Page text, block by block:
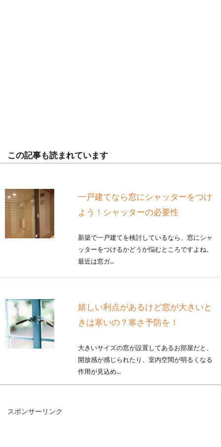
この記事も読まれています
一戸建てなら窓にシャッターをつけ
よう！シャッターの必要性
新築で一戸建てを検討しているなら、窓にシャ
ッターをつけるかどうか悩むところですよね。
最近は窓ガ...
嬉しい利点があるけど窓が大きいと
きは寒いの？寒さ予防を！
大きいサイズの窓が設置してあるお部屋だと、
開放感が感じられたり、室内空間が明るくなる
作用が見込め...
スポンサーリンク